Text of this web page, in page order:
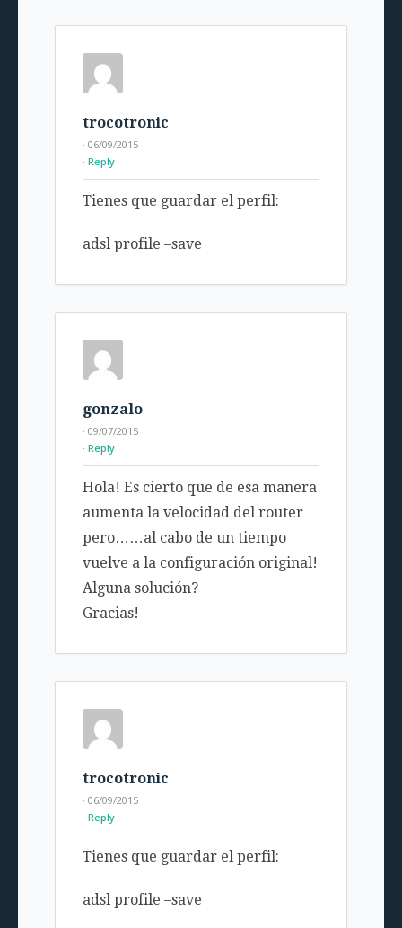
trocotronic
· 06/09/2015
Reply
Tienes que guardar el perfil:
adsl profile –save
gonzalo
· 09/07/2015
Reply
Hola! Es cierto que de esa manera
aumenta la velocidad del router
pero……al cabo de un tiempo
vuelve a la configuración original!
Alguna solución?
Gracias!
trocotronic
· 06/09/2015
Reply
Tienes que guardar el perfil:
adsl profile –save